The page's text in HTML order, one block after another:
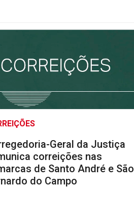
Geral da Justiça
correições nas
de Santo André e São
do Campo